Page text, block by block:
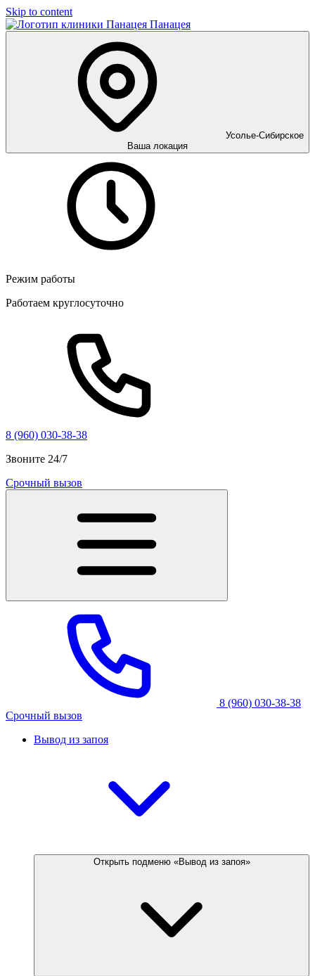
Skip to content
Панацея
Усолье-Сибирское
Ваша локация
Режим работы
Работаем круглосуточно
8 (960) 030-38-38
Звоните 24/7
Срочный вызов
8 (960) 030-38-38
Срочный вызов
Вывод из запоя
Открыть подменю «Вывод из запоя»